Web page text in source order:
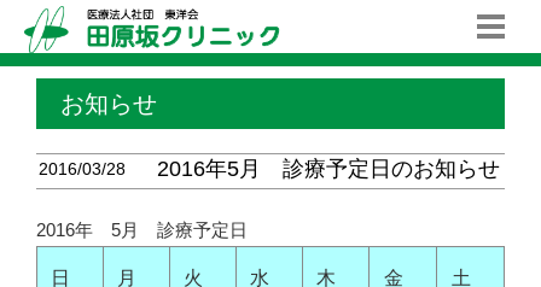
お知らせ
2016/03/28 2016年5月 診療予定日のお知らせ
2016年 5月 診療予定日
日
月
火
水
木
金
土